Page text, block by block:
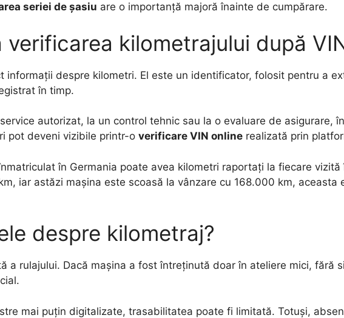
seriei de șasiu are o importanță majoră înainte de cumpărare.
kilometrajului după
informații despre kilometri. El este un identificator, folosit pentru a
în timp.
autorizat, la un control tehnic sau la o evaluare de asigurare,
pot deveni vizibile printr-o verificare VIN online realizată prin
în Germania poate avea kilometri raportați la fiecare vizită
iar astăzi mașina este scoasă la vânzare cu 168.000 km, aceasta
despre kilometraj?
a rulajului. Dacă mașina a fost întreținută doar în ateliere mici, fără
mai puțin digitalizate, trasabilitatea poate fi limitată. Totuși,